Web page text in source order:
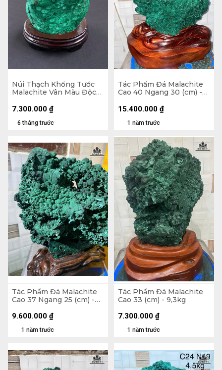
Núi Thạch Khổng Tước
Malachite Vân Màu Độc
18x14,5x7cm. Lên Đế
6 tháng trước
7.300.000 ₫
Tác Phẩm Đá Malachite
Cao 40 Ngang 30 (cm) -
1 năm trước
15.400.000 ₫
Tác Phẩm Đá Malachite
Cao 37 Ngang 25 (cm) -
1 năm trước
9.600.000 ₫
Tác Phẩm Đá Malachite
Cao 33 (cm) - 9,3kg
1 năm trước
7.300.000 ₫